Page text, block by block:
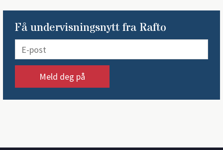
Få undervisningsnytt fra Rafto